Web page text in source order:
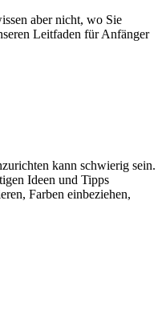
aber nicht, wo Sie
Leitfaden für Anfänger
kann schwierig sein.
Ideen und Tipps
Farben einbeziehen,